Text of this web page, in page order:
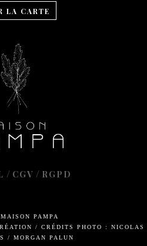
LA CARTE
/ CGV / RGPD
PAMPA
/ CRÉDITS PHOTO : NICOLAS
/ MORGAN PALUN